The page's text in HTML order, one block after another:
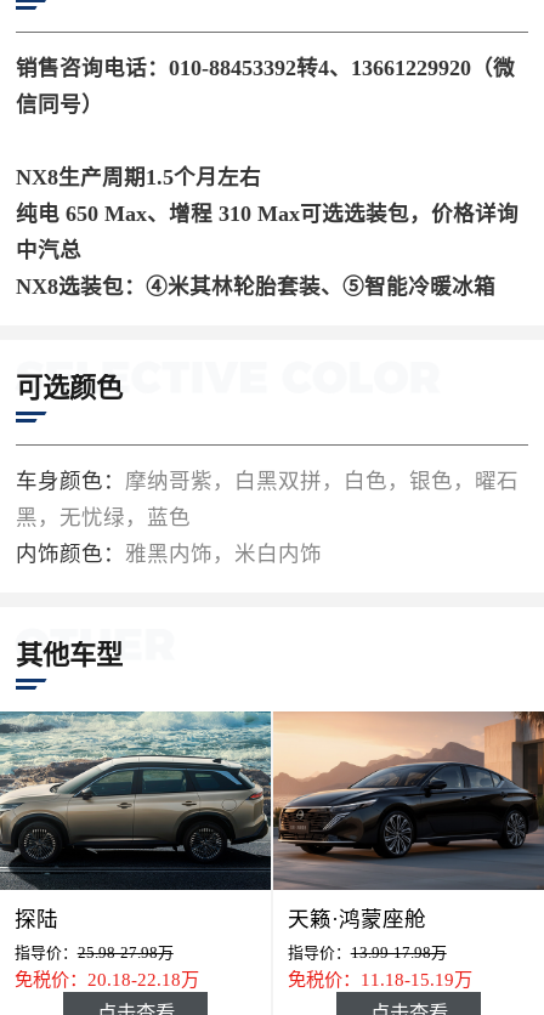
销售咨询电话：010-88453392转4、13661229920（微
信同号）
NX8生产周期1.5个月左右
纯电 650 Max、增程 310 Max可选选装包，价格详询
中汽总
NX8选装包：④米其林轮胎套装、⑤智能冷暖冰箱
可选颜色
车身颜色： 摩纳哥紫，白黑双拼，白色，银色，曜石
黑，无忧绿，蓝色
内饰颜色： 雅黑内饰，米白内饰
其他车型
探陆
指导价：25.98-27.98万
免税价：20.18-22.18万
天籁·鸿蒙座舱
指导价：13.99-17.98万
免税价：11.18-15.19万